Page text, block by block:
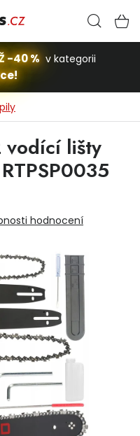
-40 % v kategorii
vodící lišty
hodnocení